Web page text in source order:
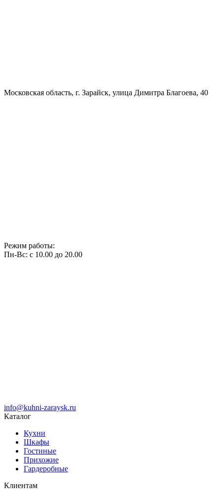
Московская область, г. Зарайск, улица Димитра Благоева, 40
Режим работы:
Пн-Вс: с 10.00 до 20.00
info@kuhni-zaraysk.ru
Каталог
Кухни
Шкафы
Гостиные
Прихожие
Гардеробные
Клиентам